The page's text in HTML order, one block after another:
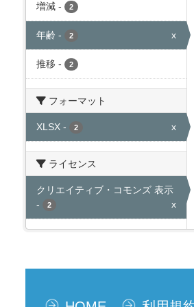
増減 - 2
年齢 - 2 x
推移 - 2
フォーマット
XLSX - 2 x
ライセンス
クリエイティブ・コモンズ 表示
-
2 x